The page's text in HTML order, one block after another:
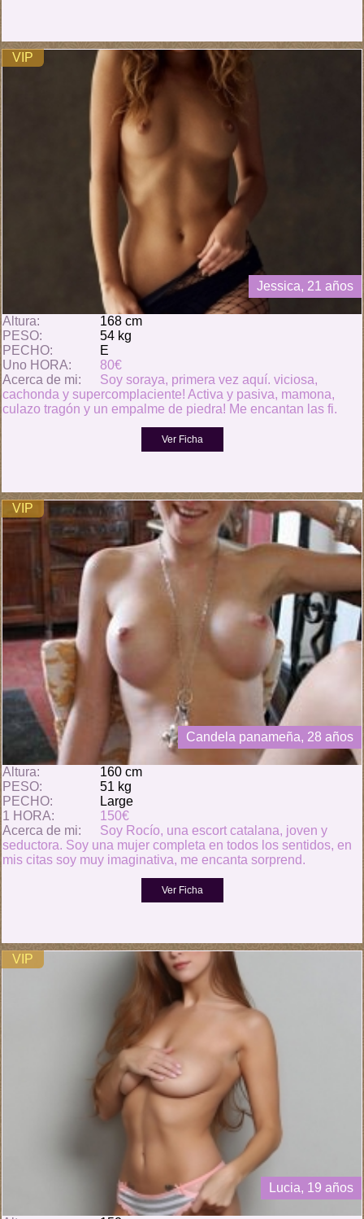
VIP
Jessica, 21 años
Altura:
168 cm
PESO:
54 kg
PECHO:
E
Uno HORA:
80€
Acerca de mi:
Soy soraya, primera vez aquí. viciosa,
cachonda y supercomplaciente! Activa y pasiva, mamona,
culazo tragón y un empalme de piedra! Me encantan las fi.
VIP
Candela panameña, 28 años
Altura:
160 cm
PESO:
51 kg
PECHO:
Large
1 HORA:
150€
Acerca de mi:
Soy Rocío, una escort catalana, joven y
seductora. Soy una mujer completa en todos los sentidos, en
mis citas soy muy imaginativa, me encanta sorprend.
VIP
Lucia, 19 años